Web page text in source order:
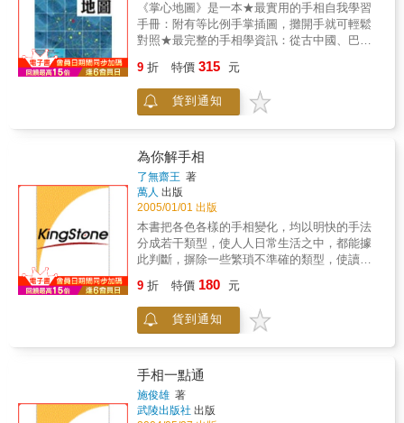
《掌心地圖》是一本★最實用的手相自我學習
手冊：附有等比例手掌插圖，攤開手就可輕鬆
對照★最完整的手相學資訊：從古中國、巴比
伯、印度，到現代被科學地應用在心理學★了
解自己和他人的最佳入門書：含括所有想了解
的手相問題，揭發更多不可知的人生秘密
9 折 特價 315 元
貨到通知
為你解手相
了無齋王 著
萬人 出版
2005/01/01 出版
本書把各色各樣的手相變化，均以明快的手法
分成若干類型，使人人日常生活之中，都能據
此判斷，摒除一些繁瑣不準確的類型，使讀者
9 折 特價 180 元
貨到通知
手相一點通
施俊雄 著
武陵出版社 出版